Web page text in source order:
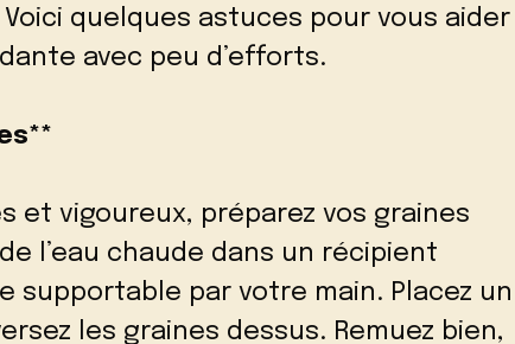
quelques astuces pour vous aider
avec peu d’efforts.
et vigoureux, préparez vos graines
l’eau chaude dans un récipient
supportable par votre main. Placez un
les graines dessus. Remuez bien,